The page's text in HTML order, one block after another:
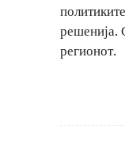
решенија.
регионот.